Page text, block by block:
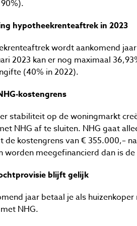
hypotheekrenteaftrek in 2023
wordt aankomend
2023 kan er nog maximaal
(40% in 2022).
kostengrens
stabiliteit op de woningmarkt
NHG af te sluiten. NHG gaat
de kostengrens van € 355.000,–
worden meegefinancierd dan is
blijft gelijk
jaar betaal je als
NHG.